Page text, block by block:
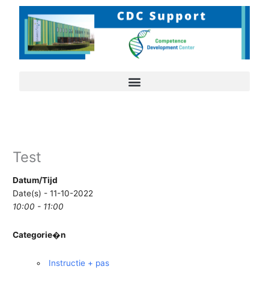
Test
Datum/Tijd
Date(s) - 11-10-2022
10:00 - 11:00
Categorie�n
Instructie + pas